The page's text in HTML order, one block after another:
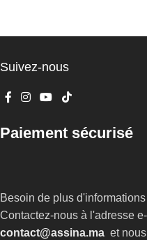
Suivez-nous
Paiement sécurisé
Besoin de plus
Contactez-nous à l'adresse
contact@assina.ma et